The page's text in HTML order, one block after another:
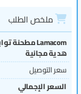
ملخص الطلب
هدية مجانية
سعر التوصيل
السعر الإجمالي